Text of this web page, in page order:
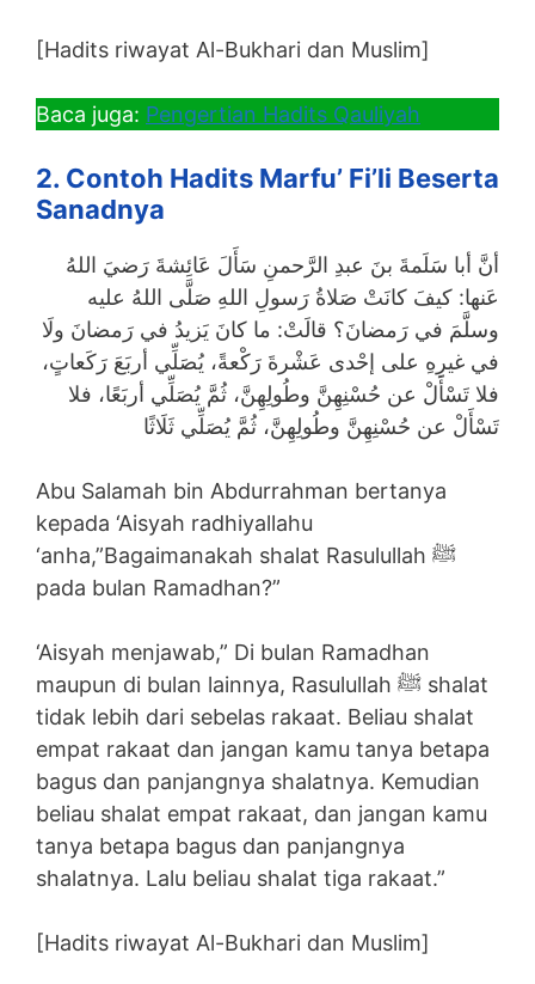
[Hadits riwayat Al-Bukhari dan Muslim]
Baca juga: Pengertian Hadits Qauliyah
2. Contoh Hadits Marfu’ Fi’li Beserta
Sanadnya
أنَّ أبا سَلَمةَ بنَ عبدِ الرَّحمنِ سَأَلَ عَائِشةَ رَضيَ اللهُ
عَنها: كيفَ كانَتْ صَلاةُ رَسولِ اللهِ صَلَّى اللهُ عليه
وسلَّمَ في رَمضانَ؟ قالَتْ: ما كانَ يَزيدُ في رَمضانَ ولَا
في غيرِهِ على إحْدى عَشْرةَ رَكْعةً، يُصَلِّي أربَعَ رَكَعاتٍ،
فلا تَسْأَلْ عن حُسْنِهِنَّ وطُولِهِنَّ، ثُمَّ يُصَلِّي أربَعًا، فلا
تَسْأَلْ عن حُسْنِهِنَّ وطُولِهِنَّ، ثُمَّ يُصَلِّي ثَلَاثًا
Abu Salamah bin Abdurrahman bertanya
kepada ‘Aisyah radhiyallahu
‘anha,”Bagaimanakah shalat Rasulullah ﷺ
pada bulan Ramadhan?”
‘Aisyah menjawab,” Di bulan Ramadhan
maupun di bulan lainnya, Rasulullah ﷺ shalat
tidak lebih dari sebelas rakaat. Beliau shalat
empat rakaat dan jangan kamu tanya betapa
bagus dan panjangnya shalatnya. Kemudian
beliau shalat empat rakaat, dan jangan kamu
tanya betapa bagus dan panjangnya
shalatnya. Lalu beliau shalat tiga rakaat.”
[Hadits riwayat Al-Bukhari dan Muslim]